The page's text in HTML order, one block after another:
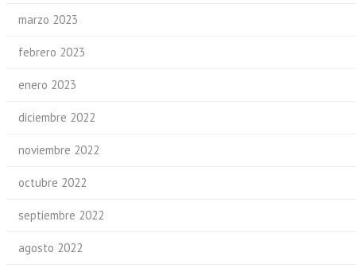
marzo 2023
febrero 2023
enero 2023
diciembre 2022
noviembre 2022
octubre 2022
septiembre 2022
agosto 2022